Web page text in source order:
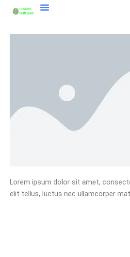
Lorem ipsum dolor sit amet,
elit tellus, luctus nec ullamcorper